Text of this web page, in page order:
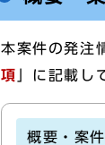
本案件の発注
項
」に記載し
概要・案件